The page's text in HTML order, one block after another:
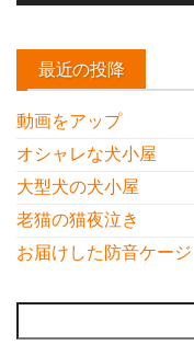
最近の投降
動画をアップ
オシャレな犬小屋
大型犬の犬小屋
老猫の猫夜泣き
お届けした防音ケージ
索: